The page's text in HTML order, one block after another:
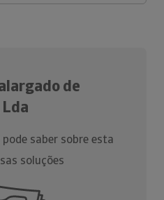
de
saber sobre esta
soluções